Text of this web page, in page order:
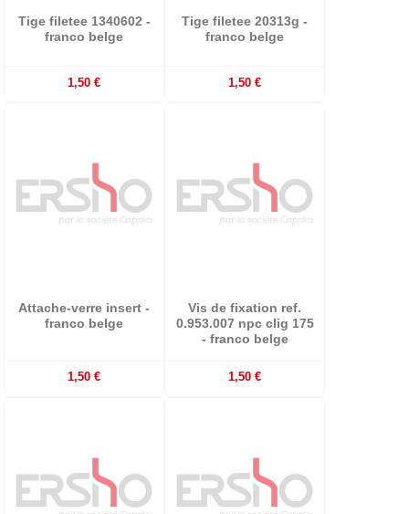
Tige filetee 1340602 -
franco belge
1,50 €
Tige filetee 20313g -
franco belge
1,50 €
Attache-verre insert -
franco belge
1,50 €
Vis de fixation ref.
0.953.007 npc clig 175
- franco belge
1,50 €